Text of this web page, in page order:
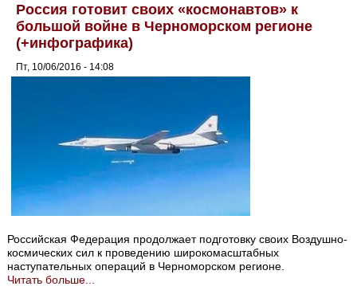
Россия готовит своих «космонавтов» к
большой войне в Черноморском регионе
(+инфографика)
Пт, 10/06/2016 - 14:08
Российская Федерация продолжает подготовку своих Воздушно-
космических сил к проведению широкомасштабных
наступательных операций в Черноморском регионе.
Читать больше...